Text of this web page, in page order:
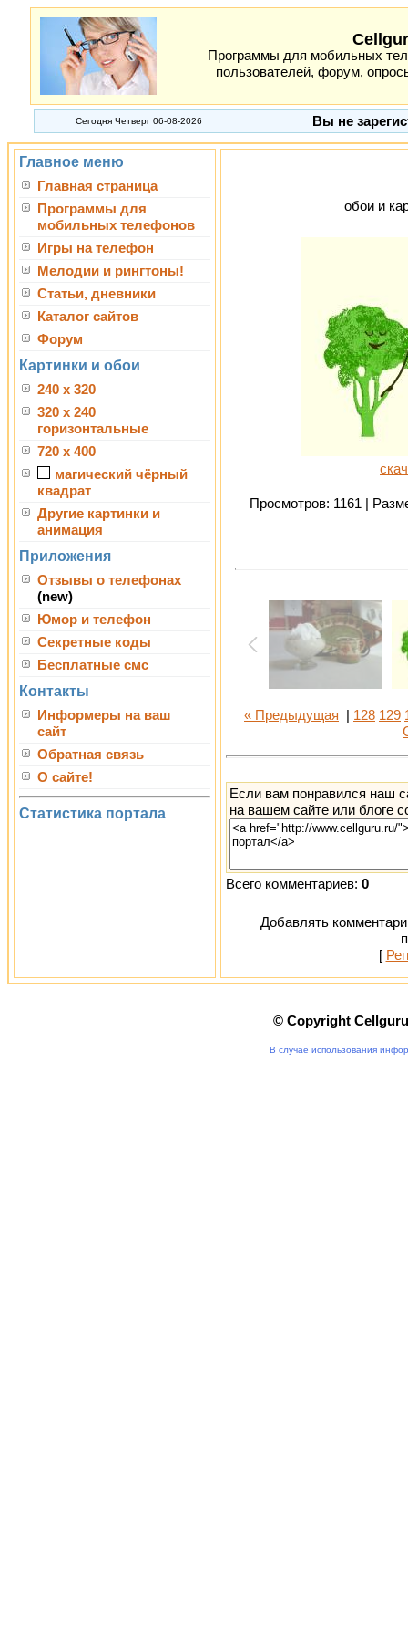
Программы для мобильных
пользователей, форум,
Сегодня Четверг 06-08-2026 Вы не
Главное меню
Главная страница
Программы для
мобильных телефонов
Игры на телефон
Мелодии и рингтоны!
Статьи, дневники
Каталог сайтов
Форум
Картинки и обои
240 x 320
320 x 240
горизонтальные
720 x 400
магический чёрный
квадрат
Другие картинки и
анимация
Приложения
Отзывы о телефонах
(new)
Юмор и телефон
Секретные коды
Бесплатные смс
Контакты
Информеры на ваш
сайт
Обратная связь
О сайте!
Статистика портала
обои и
Просмотров: 1161 |
« Предыдущая 128 129
Если вам понравился наш
на вашем сайте или блоге
Всего комментариев: 0
Добавлять
[
© Copyright
В случае использования